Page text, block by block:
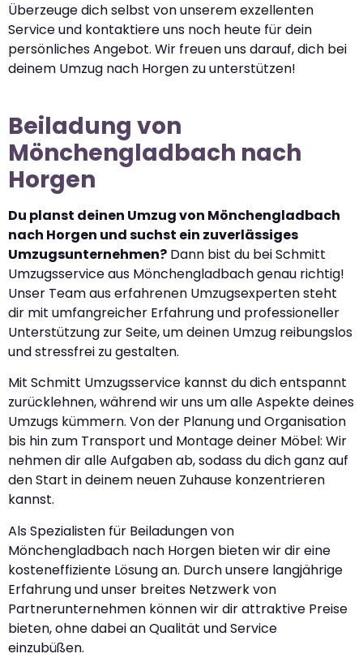
Überzeuge dich selbst von unserem exzellenten
Service und kontaktiere uns noch heute für dein
persönliches Angebot. Wir freuen uns darauf, dich bei
deinem Umzug nach Horgen zu unterstützen!
Beiladung von
Mönchengladbach nach
Horgen
Du planst deinen Umzug von Mönchengladbach
nach Horgen und suchst ein zuverlässiges
Umzugsunternehmen? Dann bist du bei Schmitt
Umzugsservice aus Mönchengladbach genau richtig!
Unser Team aus erfahrenen Umzugsexperten steht
dir mit umfangreicher Erfahrung und professioneller
Unterstützung zur Seite, um deinen Umzug reibungslos
und stressfrei zu gestalten.
Mit Schmitt Umzugsservice kannst du dich entspannt
zurücklehnen, während wir uns um alle Aspekte deines
Umzugs kümmern. Von der Planung und Organisation
bis hin zum Transport und Montage deiner Möbel: Wir
nehmen dir alle Aufgaben ab, sodass du dich ganz auf
den Start in deinem neuen Zuhause konzentrieren
kannst.
Als Spezialisten für Beiladungen von
Mönchengladbach nach Horgen bieten wir dir eine
kosteneffiziente Lösung an. Durch unsere langjährige
Erfahrung und unser breites Netzwerk von
Partnerunternehmen können wir dir attraktive Preise
bieten, ohne dabei an Qualität und Service
einzubüßen.